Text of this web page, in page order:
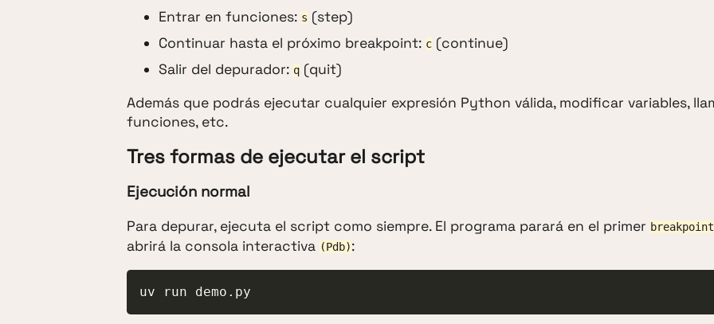
Entrar en funciones: s (step)
Continuar hasta el próximo breakpoint: c (continue)
Salir del depurador: q (quit)
Además que podrás ejecutar cualquier expresión Python válida, modificar variables,
funciones, etc.
Tres formas de ejecutar el script
Ejecución normal
Para depurar, ejecuta el script como siempre. El programa parará en el primer
abrirá la consola interactiva (Pdb):
uv run demo.py